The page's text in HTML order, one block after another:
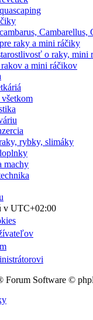
Cambarellus,
raky a mini ráčiky
o raky, mini
a mini ráčikov
rybky, slimáky
v UTC+02:00
Forum Software ©